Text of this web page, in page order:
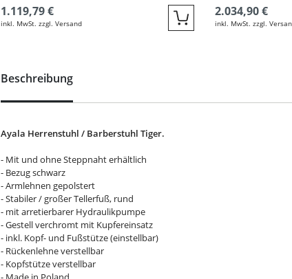
inkl. MwSt. zzgl. Versand Quickbuyinkl. MwSt. zzgl. Versand
- Mit und ohne Steppnaht erhältlich
- Bezug schwarz
- Armlehnen gepolstert
- Stabiler / großer Tellerfuß, rund
- mit arretierbarer Hydraulikpumpe
- Gestell verchromt mit Kupfereinsatz
- inkl. Kopf- und Fußstütze (einstellbar)
- Rückenlehne verstellbar
- Kopfstütze verstellbar
- Made in Poland
- 2 Jahre Garantie